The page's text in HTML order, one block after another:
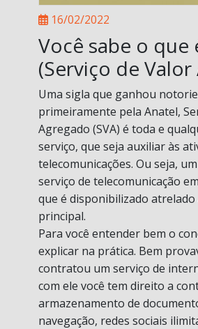
16/02/2022
Você sabe o que
(Serviço de Valor
Uma sigla que ganhou
primeiramente pela Anatel,
Agregado (SVA) é toda e
serviço, que seja auxiliar às
telecomunicações. Ou seja,
serviço de telecomunicação
que é disponibilizado atrelado
principal.
Para você entender bem o
explicar na prática. Bem
contratou um serviço de
com ele você tem direito a
armazenamento de
navegação, redes sociais